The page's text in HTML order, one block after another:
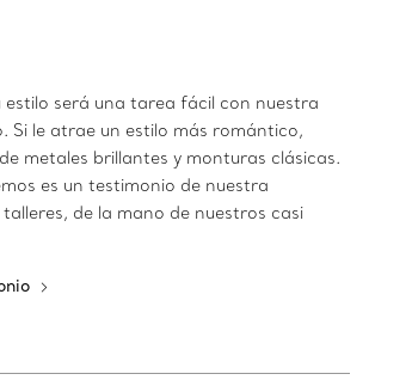
será una tarea fácil con nuestra
Si le atrae un estilo más romántico,
metales brillantes y monturas clásicas.
es un testimonio de nuestra
de la mano de nuestros casi